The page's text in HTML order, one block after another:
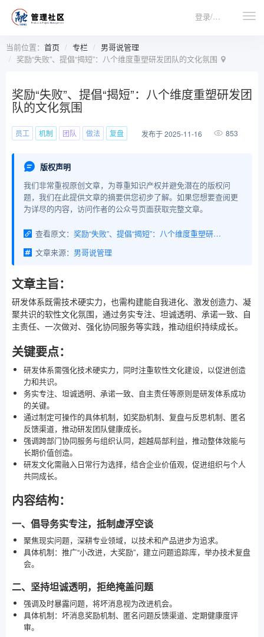
登录/注册
当前位置： 首页 专栏
男哥说管理
奖励“失败”、提倡“揭短”：八个维度重塑研发团队的文化氛围
奖励“失败”、提倡“揭短”：八个维度重塑研发团
队的文化氛围
员工 机制 团队 做法 复盘 发布于 2025-11-16 853
版权声明
我们非常重视原创文章，为尊重知识产权并避免潜在的版权问
题，我们在此提供文章的摘要供您初步了解。如果您想要查阅更
为详尽的内容，访问作者的公众号页面获取完整文章。
查看原文：
奖励“失败”、提倡“揭短”：八个维度重塑研发团队的文化氛围
文章来源： 男哥说管理
文章主旨：
研发体系既需技术硬实力，也需构建能自我进化、激发创造力、凝
聚共识的软性文化氛围，通过务实专注、坦诚透明、承诺一致、自
主责任、一次做对、强化协同服务等实践，推动组织持续成长。
关键要点：
研发体系需强化技术硬实力，同时注重软性文化建设，以促进创造
力和共识。
务实专注、坦诚透明、承诺一致、自主责任等原则是研发体系成功
的关键。
通过制定可操作的具体机制，如奖励机制、复盘与反思机制、匿名
反馈渠道，推动研发团队健康成长。
强调跨部门协同服务与组织认同，超越局部利益，推动整体效能与
长期价值创造。
研发文化需融入日常行为选择，结合企业价值观，促进组织与个人
共同成长。
内容结构：
一、倡导务实专注，抵制虚浮空谈
聚焦现实问题，深耕专业领域，以技术和产品进步为追求。
具体机制：推广“小改进，大奖励”，建立问题追踪库，举办技术复盘
会。
二、坚持坦诚透明，拒绝掩盖问题
强调及时暴露问题，将坏消息视为改进机会。
具体机制：坏消息奖励机制、匿名问题反馈渠道、定期健康度评
审。